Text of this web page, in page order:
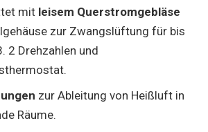
mit leisem Querstromgebläse
zur Zwangslüftung für bis
2 Drehzahlen und
zur Ableitung von Heißluft in
Räume.